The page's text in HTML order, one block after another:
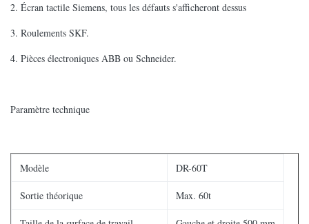
2. Écran tactile Siemens, tous les défauts s'afficheront dessus
3. Roulements SKF.
4. Pièces électroniques ABB ou Schneider.
Paramètre technique
Modèle DR-60T
Sortie théorique Max. 60t